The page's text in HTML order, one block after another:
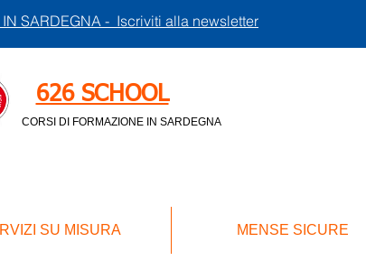
SARDEGNA - Iscriviti alla newsletter
626 SCHOOL
CORSI DI FORMAZIONE IN SARDEGNA
SU MISURA MENSE SICURE